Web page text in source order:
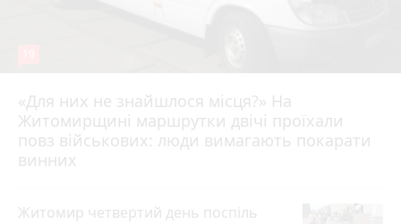
«Для них не знайшлося місця?» На
Житомирщині маршрутки двічі проїхали
повз військових: люди вимагають покарати
винних
17 липня 2026 р.
Житомир четвертий день поспіль